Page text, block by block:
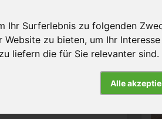
Website zu bieten, um Ihr
liefern die für Sie relevanter sind.
Alle